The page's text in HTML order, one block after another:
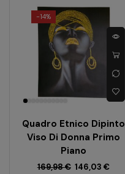
-14%
Quadro Etnico Dipinto
Viso Di Donna Primo
Piano
169,98€ 146,03 €